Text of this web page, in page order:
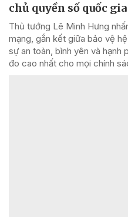
chủ quyền số quốc gia
Thủ tướng Lê Minh Hưng
mạng, gắn kết giữa bảo vệ
sự an toàn, bình yên và hạnh
đo cao nhất cho mọi chính